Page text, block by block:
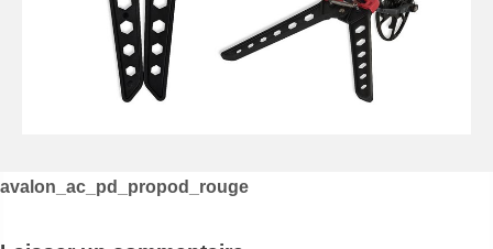
Navigation
avalon_ac_pd_propod_rouge